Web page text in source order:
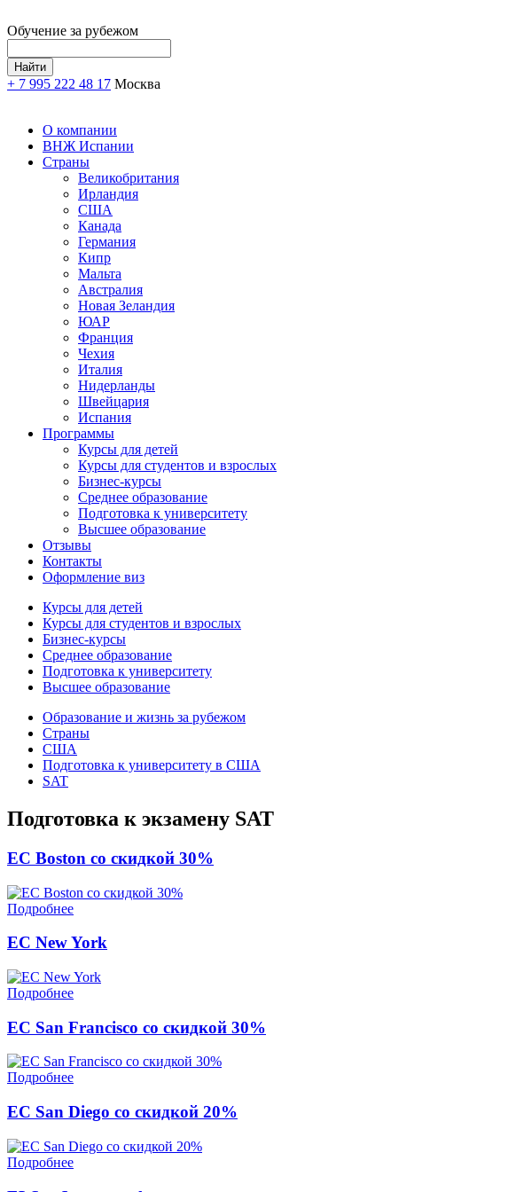
Обучение за рубежом
+ 7 995 222 48 17 Москва
О компании
ВНЖ Испании
Страны
Великобритания
Ирландия
США
Канада
Германия
Кипр
Мальта
Австралия
Новая Зеландия
ЮАР
Франция
Чехия
Италия
Нидерланды
Швейцария
Испания
Программы
Курсы для детей
Курсы для студентов и взрослых
Бизнес-курсы
Среднее образование
Подготовка к университету
Высшее образование
Отзывы
Контакты
Оформление виз
Курсы для детей
Курсы для студентов и взрослых
Бизнес-курсы
Среднее образование
Подготовка к университету
Высшее образование
Образование и жизнь за рубежом
Страны
США
Подготовка к университету в США
SAT
Подготовка к экзамену SAT
EC Boston со скидкой 30%
Подробнее
EC New York
Подробнее
EC San Francisco со скидкой 30%
Подробнее
EC San Diego со скидкой 20%
Подробнее